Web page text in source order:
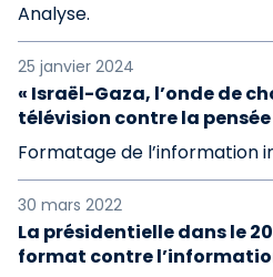
Analyse.
25 janvier 2024
« Israël-Gaza, l’onde de
télévision contre la pensée
Formatage de l’information
30 mars 2022
La présidentielle dans le
format contre